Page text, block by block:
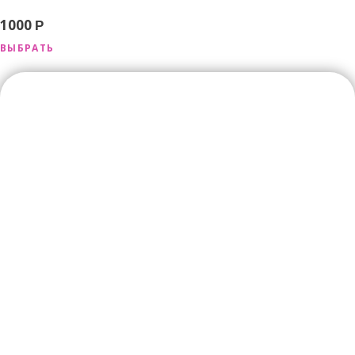
1000 Р
ВЫБРАТЬ